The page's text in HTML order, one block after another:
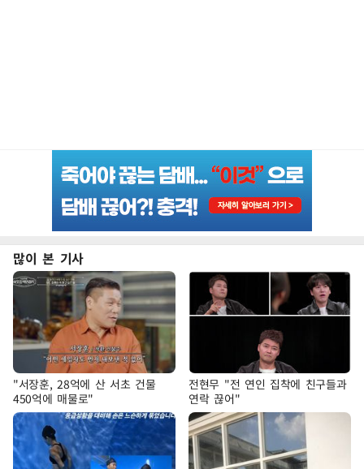
많이 본 기사
"서장훈, 28억에 산 서초 건물
450억에 매물로"
전현무 "전 연인 집착에 친구들과
연락 끊어"